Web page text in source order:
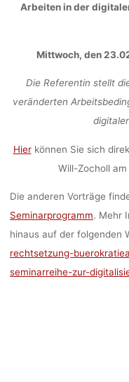
Arbeiten in der
Mittwoch, den
Die Referentin stellt
veränderten
Hierkönnen Sie sich
Will-Zocholl
Die anderen Vorträge
Seminarprogramm. Mehr
hinaus auf der folgenden
rechtsetzung-
seminarreihe-zur-